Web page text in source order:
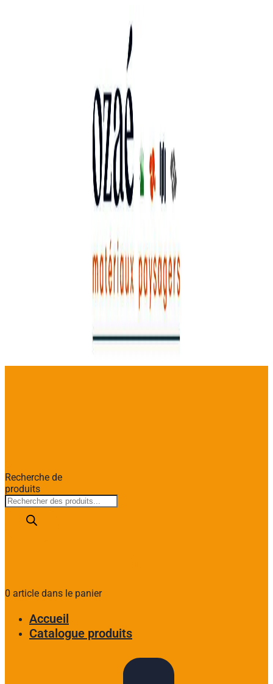
Recherche de
produits
0 article dans le panier
Accueil
Catalogue produits